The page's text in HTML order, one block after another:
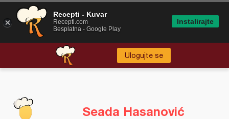
Ulogujte se
Seada Hasanović
Recepti - Kuvar
Recepti.com
Besplatna - Google Play
Instalirajte